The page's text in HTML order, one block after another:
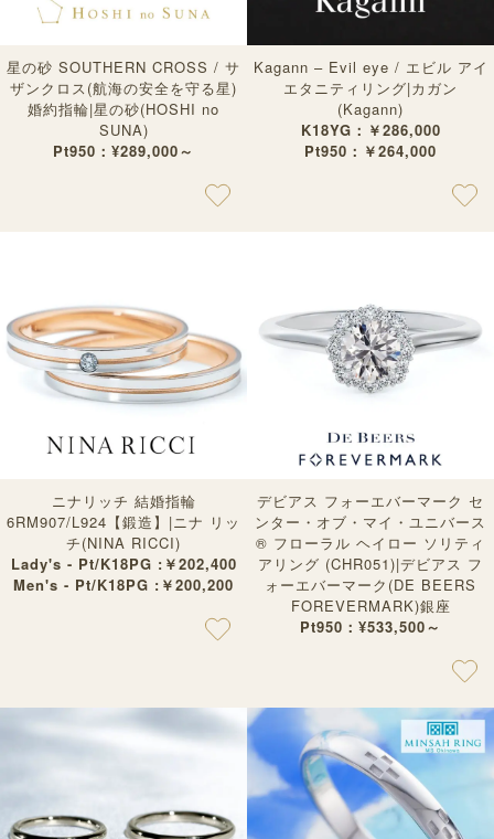
星の砂 SOUTHERN CROSS / サ
ザンクロス(航海の安全を守る星)
婚約指輪|星の砂(HOSHI no
SUNA)
Pt950：¥289,000～
Kagann – Evil eye / エビル アイ
エタニティリング|カガン
(Kagann)
K18YG：￥286,000
Pt950：￥264,000
ニナリッチ 結婚指輪
6RM907/L924【鍛造】|ニナ リッ
チ(NINA RICCI)
Lady's - Pt/K18PG :￥202,400
Men's - Pt/K18PG :￥200,200
デビアス フォーエバーマーク セ
ンター・オブ・マイ・ユニバース
® フローラル ヘイロー ソリティ
アリング (CHR051)|デビアス フ
ォーエバーマーク(DE BEERS
FOREVERMARK)銀座
Pt950：¥533,500～